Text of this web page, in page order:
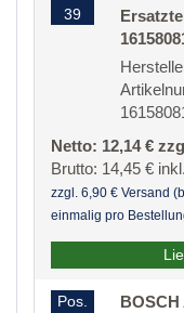
39
Netto: 12,14 €
Brutto: 14,45 €
zzgl. 6,90 € Versand
einmalig pro
Pos.